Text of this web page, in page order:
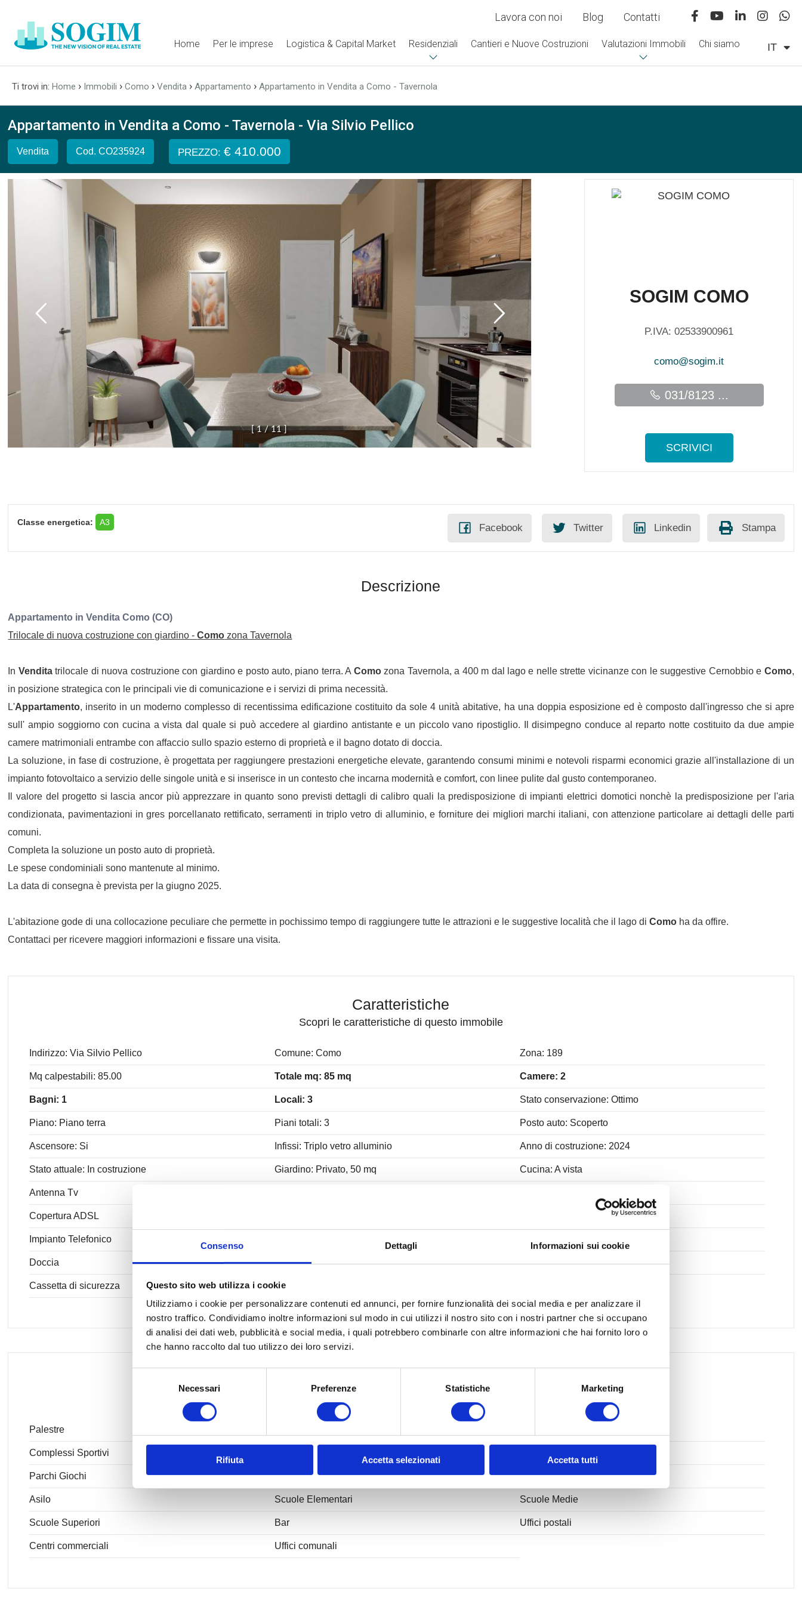
Consenso Dettagli Informazioni sui cookie
Questo sito web utilizza i cookie
Utilizziamo i cookie per personalizzare contenuti ed annunci, per fornire funzionalità dei social media e per analizzare il
nostro traffico. Condividiamo inoltre informazioni sul modo in cui utilizzi il nostro sito con i nostri partner che si occupano
di analisi dei dati web, pubblicità e social media, i quali potrebbero combinarle con altre informazioni che hai fornito loro o
che hanno raccolto dal tuo utilizzo dei loro servizi.
Necessari Preferenze Statistiche Marketing
Rifiuta Accetta selezionati Accetta tutti
Lavora con noi Blog Contatti
IT
Home Per le imprese Logistica & Capital Market Residenziali Cantieri e Nuove Costruzioni Valutazioni Immobili Chi siamo
Ti trovi in: Home › Immobili › Como › Vendita › Appartamento › Appartamento in Vendita a Como - Tavernola
Appartamento in Vendita a Como - Tavernola - Via Silvio Pellico
Vendita Cod. CO235924 PREZZO:€ 410.000
[ 1 / 11 ]
SOGIM COMO
P.IVA: 02533900961
como@sogim.it
031/8123 ...
SCRIVICI
Classe energetica: A3 Stampa
Facebook Twitter Linkedin
Descrizione
Appartamento inVendita Como (CO)
Trilocale di nuova costruzione con giardino -Como zona Tavernola
In Venditatrilocale di nuova costruzione con giardino e posto auto, piano terra. A Comozona Tavernola, a 400 m dal lago e nelle strette vicinanze con le suggestive Cernobbio e Como,
in posizione strategica con le principali vie di comunicazione e i servizi di prima necessità.
L'Appartamento, inserito in un moderno complesso di recentissima edificazione costituito da sole 4 unità abitative, ha una doppia esposizione ed è composto dall'ingresso che si apre
sull' ampio soggiorno con cucina a vista dal quale si può accedere al giardino antistante e un piccolo vano ripostiglio. Il disimpegno conduce al reparto notte costituito da due ampie
camere matrimoniali entrambe con affaccio sullo spazio esterno di proprietà e il bagno dotato di doccia.
La soluzione, in fase di costruzione, è progettata per raggiungere prestazioni energetiche elevate, garantendo consumi minimi e notevoli risparmi economici grazie all'installazione di un
impianto fotovoltaico a servizio delle singole unità e si inserisce in un contesto che incarna modernità e comfort, con linee pulite dal gusto contemporaneo.
Il valore del progetto si lascia ancor più apprezzare in quanto sono previsti dettagli di calibro quali la predisposizione di impianti elettrici domotici nonchè la predisposizione per l'aria
condizionata, pavimentazioni in gres porcellanato rettificato, serramenti in triplo vetro di alluminio, e forniture dei migliori marchi italiani, con attenzione particolare ai dettagli delle parti
comuni.
Completa la soluzione un posto auto di proprietà.
Le spese condominiali sono mantenute al minimo.
La data di consegna è prevista per la giugno 2025.
L'abitazione gode di una collocazione peculiare che permette in pochissimo tempo di raggiungere tutte le attrazioni e le suggestive località che il lago diComo ha da offire.
Contattaci per ricevere maggiori informazioni e fissare una visita.
Caratteristiche
Scopri le caratteristiche di questo immobile
Indirizzo: Via Silvio Pellico Comune: Como Zona: 189
Mq calpestabili: 85.00 Totale mq: 85 mq Camere: 2
Bagni: 1 Locali: 3 Stato conservazione: Ottimo
Piano: Piano terra Piani totali: 3 Posto auto: Scoperto
Ascensore: Si Infissi: Triplo vetro alluminio Anno di costruzione: 2024
Stato attuale: In costruzione Giardino: Privato, 50 mq Cucina: A vista
Antenna Tv
Copertura ADSL
Impianto Telefonico
Doccia Infissi in alluminio Predisposizione allarme
Cassetta di sicurezza Tapparelle
Nelle vicinanze
Servizi e infrastrutture della zona
Palestre
Complessi Sportivi
Parchi Giochi Stazione Ferroviaria Trasporti Pubblici
Asilo Scuole Elementari Scuole Medie
Scuole Superiori Bar Uffici postali
Centri commerciali Uffici comunali